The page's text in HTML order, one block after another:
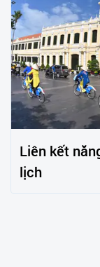
Liên kết
lịch